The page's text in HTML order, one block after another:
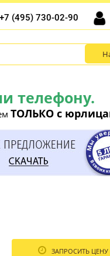
телефону.
ТОЛЬКО с
+7 (495) 730-02-90
ЗАПРОСИТЬ ЦЕНУ